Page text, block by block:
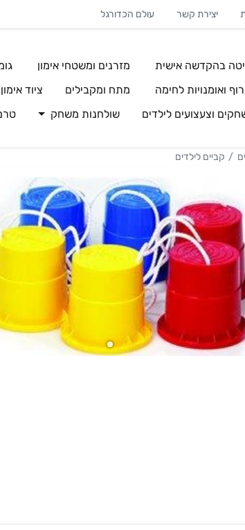
יצירת קשר עולם הכדורגל
בהקדשה אישית מזרנים ומשטחי אימון
ואומנויות לחימה
מתח ומקבילים ציוד אימון
וצעצועים לילדים
שולחנות משחק
קביים לילדים